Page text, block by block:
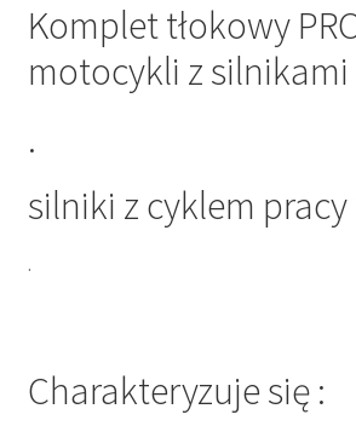
Komplet tłokowy
motocykli z silnikami
.
silniki z cyklem pracy
.
Charakteryzuje się :